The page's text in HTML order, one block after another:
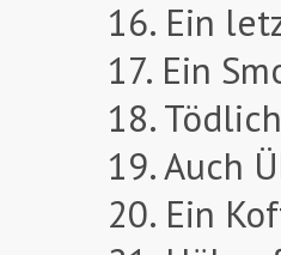
16. Ein
17. Ein
18.
19. Auch
20. Ein